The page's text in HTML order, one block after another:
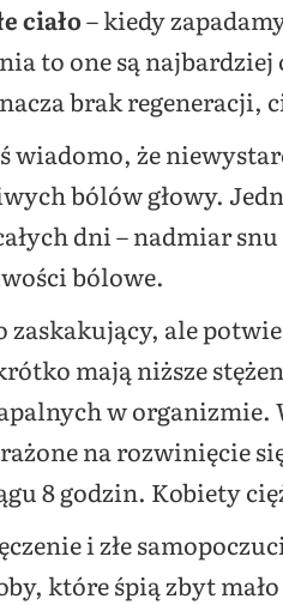
ciało– kiedy
to one są
brak regeneracji,
wiadomo, że
bólów głowy.
dni – nadmiar
bólowe.
zaskakujący, ale
mają niższe
w organizmie.
na rozwinięcie
8 godzin. Kobiety
i złe
które śpią zbyt